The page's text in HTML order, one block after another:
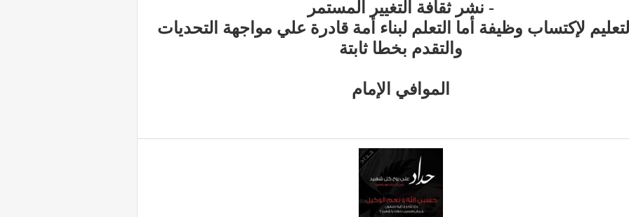
- نشر ثقافة التغيير المستمر
لإكتساب وظيفة أما التعلم لبناء أمة قادرة علي مواجهة التحديات
والتقدم بخطا ثابتة
الموافي الإمام